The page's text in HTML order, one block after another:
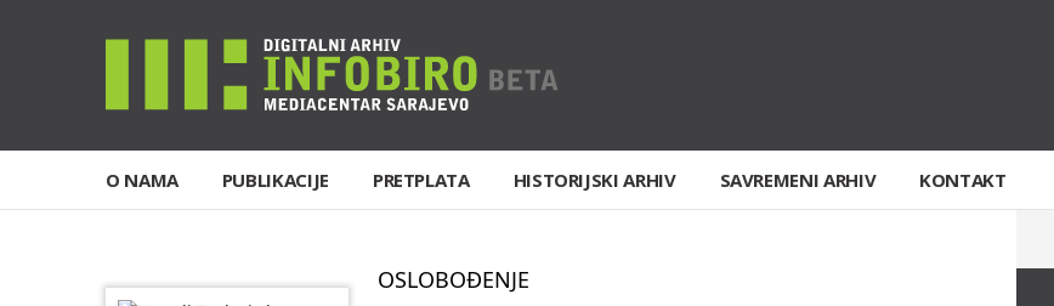
O NAMA PUBLIKACIJE PRETPLATA HISTORIJSKI ARHIV SAVREMENI ARHIV KONTAKT
OSLOBOĐENJE